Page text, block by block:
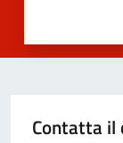
Contatta il